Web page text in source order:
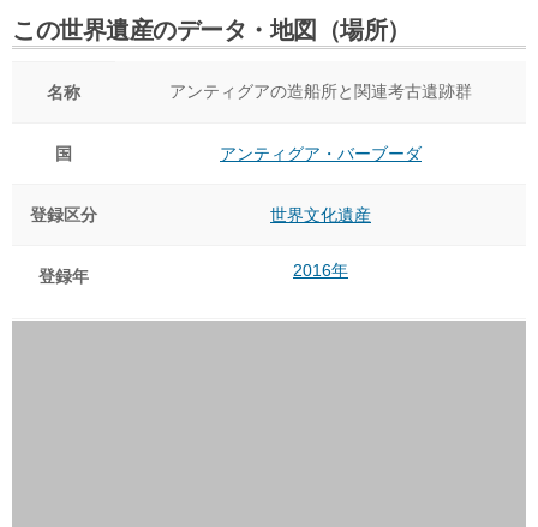
この世界遺産のデータ・地図（場所）
名称 アンティグアの造船所と関連考古遺跡群
国 アンティグア・バーブーダ
登録区分 世界文化遺産
登録年 2016年